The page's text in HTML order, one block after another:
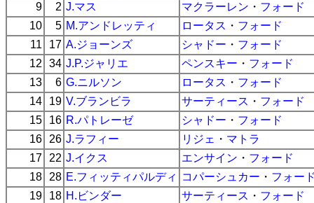
9
2 J.マス マクラーレン ・ フォード
10
5 M.アンドレッティ ロータス ・ フォード
11
17 A.ジョーンズ シャドー ・ フォード
12
34 J.P.ジャリエ ペンスキー ・ フォード
13
6 G.ニルソン ロータス ・ フォード
14
19 V.ブランビラ サーティース ・ フォード
15
16 R.パトレーゼ シャドー ・ フォード
16
26 J.ラフィー リジェ ・ マトラ
17
22 J.イクス エンサイン ・ フォード
18
28 E.フィッティパルディ コパーシュカー ・ フォー
19
18 H.ビンダー サーティース ・ フォード